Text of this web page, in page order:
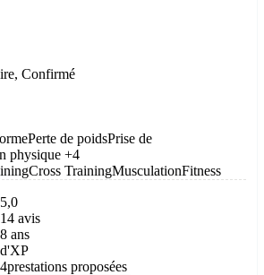
Confirmé
Perte de poidsPrise de
physique +4
Cross TrainingMusculationFitness
5,0
14 avis
8 ans
d'XP
4prestations proposées